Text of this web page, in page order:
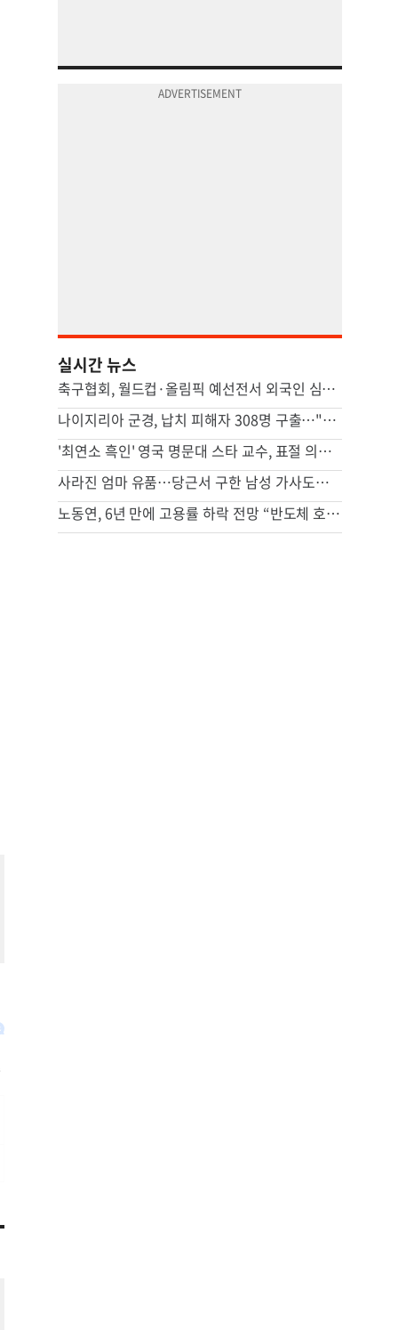
실시간 뉴스
축구협회, 월드컵·올림픽 예선전서 외국인 심판에 수차례 성접대
나이지리아 군경, 납치 피해자 308명 구출…"역대 하루 최대"
'최연소 흑인' 영국 명문대 스타 교수, 표절 의혹에 사임
사라진 엄마 유품…당근서 구한 남성 가사도우미가 범인이었다
노동연, 6년 만에 고용률 하락 전망 “반도체 호황, 고용 파급 적어”